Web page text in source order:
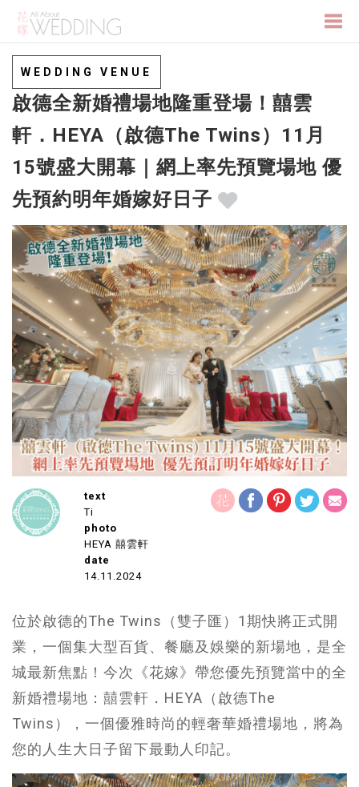
WEDDING VENUE
啟德全新婚禮場地隆重登場！囍雲
軒．HEYA（啟德The Twins）11月
15號盛大開幕｜網上率先預覽場地 優
先預約明年婚嫁好日子
text
Ti
photo
HEYA 囍雲軒
date
14.11.2024
位於啟德的The Twins（雙子匯）1期快將正式開
業，一個集大型百貨、餐廳及娛樂的新場地，是全
城最新焦點！今次《花嫁》帶您優先預覽當中的全
新婚禮場地：囍雲軒．HEYA（啟德The
Twins），一個優雅時尚的輕奢華婚禮場地，將為
您的人生大日子留下最動人印記。